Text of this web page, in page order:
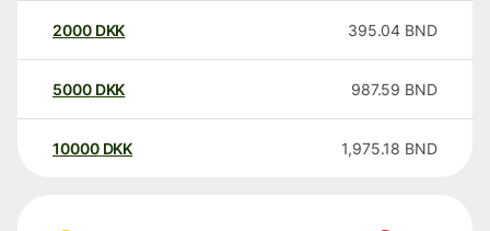
2000 DKK 395.04 BND
5000 DKK 987.59 BND
10000 DKK 1,975.18 BND